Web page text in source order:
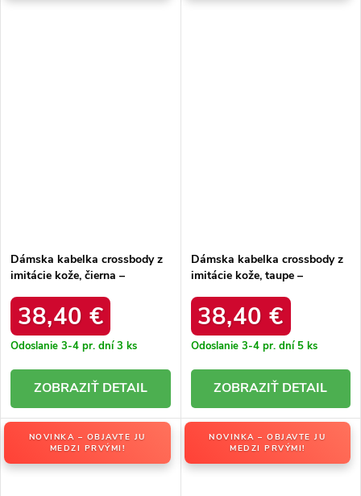
Dámska kabelka crossbody z
imitácie kože, čierna –
/ F9963 NOIR
38,40 €
Odoslanie 3-4 pr. dní3 ks
DETAIL
Dámska kabelka crossbody z
imitácie kože, taupe –
/ F9963 TAUPE
38,40 €
Odoslanie 3-4 pr. dní 5 ks
DETAIL
NOVINKA – OBJAVTE JU
MEDZI PRVÝMI!
NOVINKA – OBJAVTE JU
MEDZI PRVÝMI!